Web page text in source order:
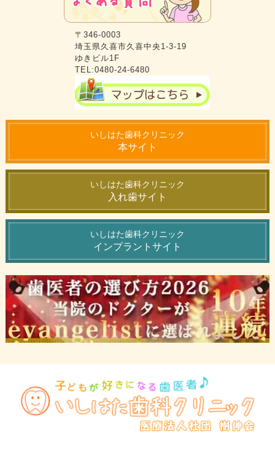
〒346-0003
埼玉県久喜市久喜中央1-3-19
ゆきビル1F
TEL:0480-24-6480
いしはた歯科クリニック
本サイト
いしはた歯科クリニック
入れ歯サイト
いしはた歯科クリニック
インプラントサイト